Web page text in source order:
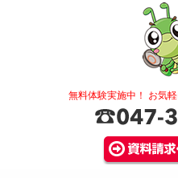
無料体験実施中！ お気